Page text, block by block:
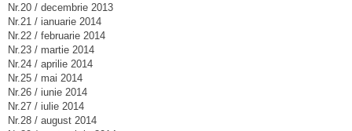
Nr.20 / decembrie 2013
Nr.21 / ianuarie 2014
Nr.22 / februarie 2014
Nr.23 / martie 2014
Nr.24 / aprilie 2014
Nr.25 / mai 2014
Nr.26 / iunie 2014
Nr.27 / iulie 2014
Nr.28 / august 2014